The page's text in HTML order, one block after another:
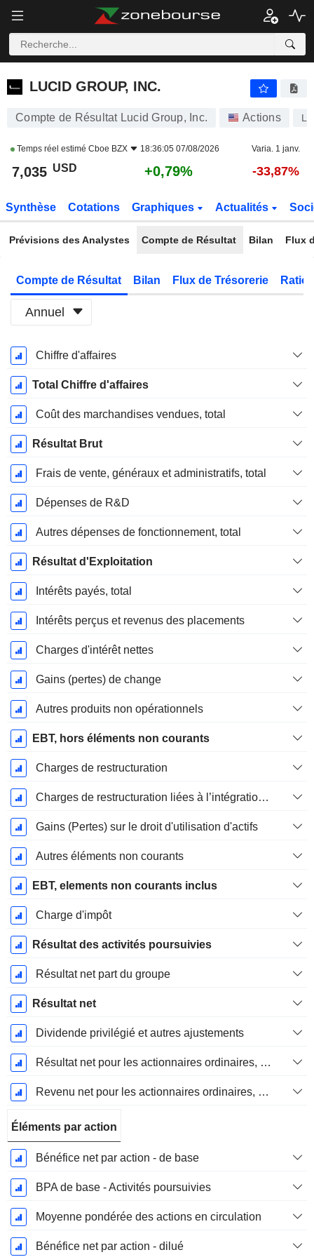
LUCID GROUP, INC.
LUCID GROUP, INC.
Compte de Résultat Lucid Group, Inc. Actions
Temps réel estimé Cboe BZX 18:36:05 07/08/2026 Varia. 1 janv.
7,035 USD +0,79% -33,87%
Synthèse Cotations Graphiques Actualités
Prévisions des Analystes Compte de Résultat Bilan Flux
Compte de Résultat Bilan Flux de Trésorerie
Annuel
Période
Fiscale:
Décembre
Chiffre d'affaires
Total Chiffre d'affaires
Coût des marchandises vendues, total
Résultat Brut
Frais de vente, généraux et administratifs, total
Dépenses de R&D
Autres dépenses de fonctionnement, total
Résultat d'Exploitation
Intérêts payés, total
Intérêts perçus et revenus des placements
Charges d'intérêt nettes
Gains (pertes) de change
Autres produits non opérationnels
EBT, hors éléments non courants
Charges de restructuration
Charges de restructuration liées à l’intégration d’une nouvelle activité (Fusions, Acquisitions)
Gains (Pertes) sur le droit d'utilisation d'actifs
Autres éléments non courants
EBT, elements non courants inclus
Charge d'impôt
Résultat des activités poursuivies
Résultat net part du groupe
Résultat net
Dividende privilégié et autres ajustements
Résultat net pour les actionnaires ordinaires, éléments exceptionnels inclus.
Revenu net pour les actionnaires ordinaires, hors éléments exceptionnelsRésultat net pour les actionnaires ordinaires, éléments exceptionnels exclus.
Éléments par action
Bénéfice net par action - de base
BPA de base - Activités poursuivies
Moyenne pondérée des actions en circulation
Bénéfice net par action - dilué